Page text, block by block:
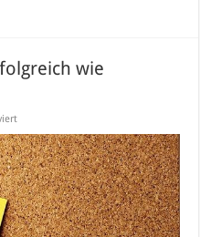
wie
für
ein
CMS
ist
so
erfolgreich
wie
WordPress